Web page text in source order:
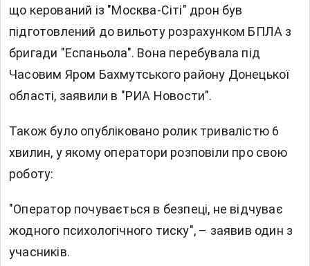
що керований із "Москва-Сіті" дрон був
підготовлений до вильоту розрахунком БПЛА з
бригади "Еспаньола". Вона перебувала під
Часовим Яром Бахмутського району Донецької
області, заявили в "РИА Новости".
Також було опубліковано ролик тривалістю 6
хвилин, у якому оператори розповіли про свою
роботу:
"Оператор почувається в безпеці, не відчуває
жодного психологічного тиску", – заявив один з
учасників.